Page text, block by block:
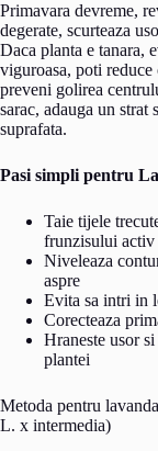
Primavara devreme,
degerate, scurteaza
Daca planta e tanara,
viguroasa, poti
preveni golirea
sarac, adauga un strat
suprafata.
Pasi simpli pentru
Taie tijele
frunzisului activ
Niveleaza
aspre
Evita sa intri in
Corecteaza
Hraneste usor
plantei
Metoda pentru
L. x intermedia)